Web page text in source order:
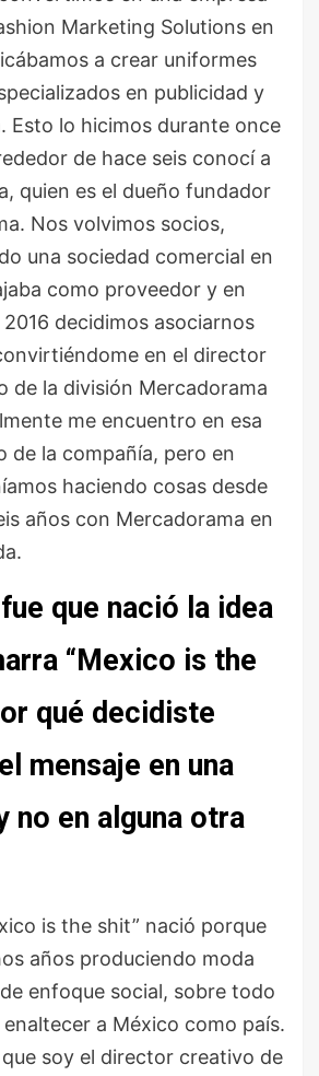
Marketing Solutions en
a crear uniformes
en publicidad y
Esto lo hicimos durante once
de hace seis conocí a
quien es el dueño fundador
Nos volvimos socios,
una sociedad comercial en
como proveedor y en
decidimos asociarnos
en el director
de la división Mercadorama
me encuentro en esa
de la compañía, pero en
haciendo cosas desde
años con Mercadorama en
que nació la idea
“Mexico is the
qué decidiste
mensaje en una
no en alguna otra
is the shit” nació porque
años produciendo moda
enfoque social, sobre todo
a México como país.
soy el director creativo de